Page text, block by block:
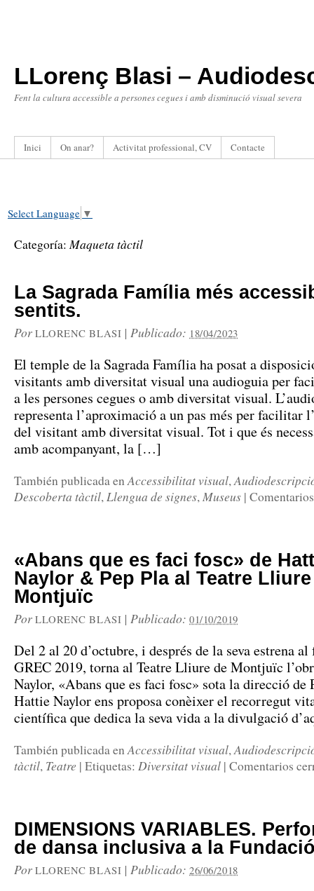
LLorenç Blasi –
Fent la cultura accessible a persones cegues i amb disminució visual severa
Inici On anar? Activitat professional, CV Contacte
Select Language ▼
Categoría:Maqueta tàctil
La Sagrada Família més
sentits.
Por LLORENC BLASI |Publicado: 18/04/2023
El temple de la Sagrada Família ha posat a
visitants amb diversitat visual una audioguia per
a les persones cegues o amb diversitat visual.
representa l’aproximació a un pas més per facilitar
del visitant amb diversitat visual. Tot i que és
amb acompanyant, la […]
También publicada enAccessibilitat visual,
Descoberta tàctil,Llengua de signes,Museus |
«Abans que es faci fosc» de
Naylor & Pep Pla al Teatre
Montjuïc
Por LLORENC BLASI |Publicado:01/10/2019
Del 2 al 20 d’octubre, i després de la seva estrena
GREC 2019, torna al Teatre Lliure de Montjuïc
Naylor, «Abans que es faci fosc» sota la direcció de
Hattie Naylor ens proposa conèixer el recorregut
científica que dedica la seva vida a la divulgació
También publicada enAccessibilitat visual,
tàctil, Teatre | Etiquetas: Diversitat visual | Comentarios
DIMENSIONS VARIABLES.
de dansa inclusiva a la
Por LLORENC BLASI |Publicado:26/06/2018